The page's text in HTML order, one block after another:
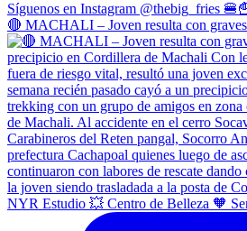
🔴 MACHALI – Joven resulta con graves
NYR Estudio 💥 Centro de Belleza 🧡